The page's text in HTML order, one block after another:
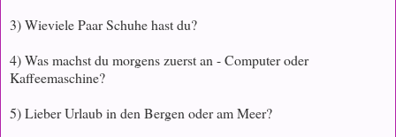
3) Wieviele Paar Schuhe hast du?
4) Was machst du morgens zuerst an - Computer oder
Kaffeemaschine?
5) Lieber Urlaub in den Bergen oder am Meer?